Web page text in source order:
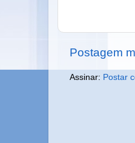
Postagem
Assinar: Postar